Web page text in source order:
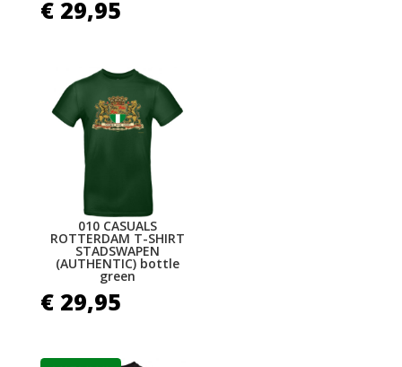
€29,95
010 CASUALS
ROTTERDAM T-SHIRT
STADSWAPEN
(AUTHENTIC) bottle
green
€29,95